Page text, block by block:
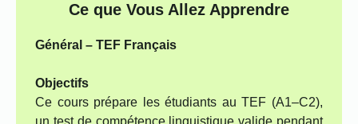
Ce que Vous Allez Apprendre
Général – TEF Français
Objectifs
Ce cours prépare les étudiants au TEF (A1–C2),